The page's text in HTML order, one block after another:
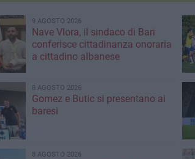
9 AGOSTO 2026
Nave Vlora, il sindaco di Bari
conferisce cittadinanza onoraria
a cittadino albanese
8 AGOSTO 2026
Gomez e Butic si presentano ai
baresi
8 AGOSTO 2026